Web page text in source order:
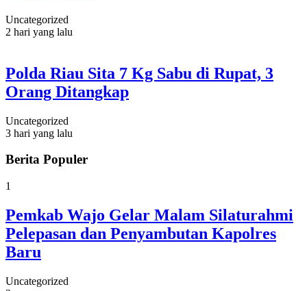
Uncategorized
2 hari yang lalu
Polda Riau Sita 7 Kg Sabu di Rupat, 3
Orang Ditangkap
Uncategorized
3 hari yang lalu
Berita Populer
1
Pemkab Wajo Gelar Malam Silaturahmi
Pelepasan dan Penyambutan Kapolres
Baru
Uncategorized